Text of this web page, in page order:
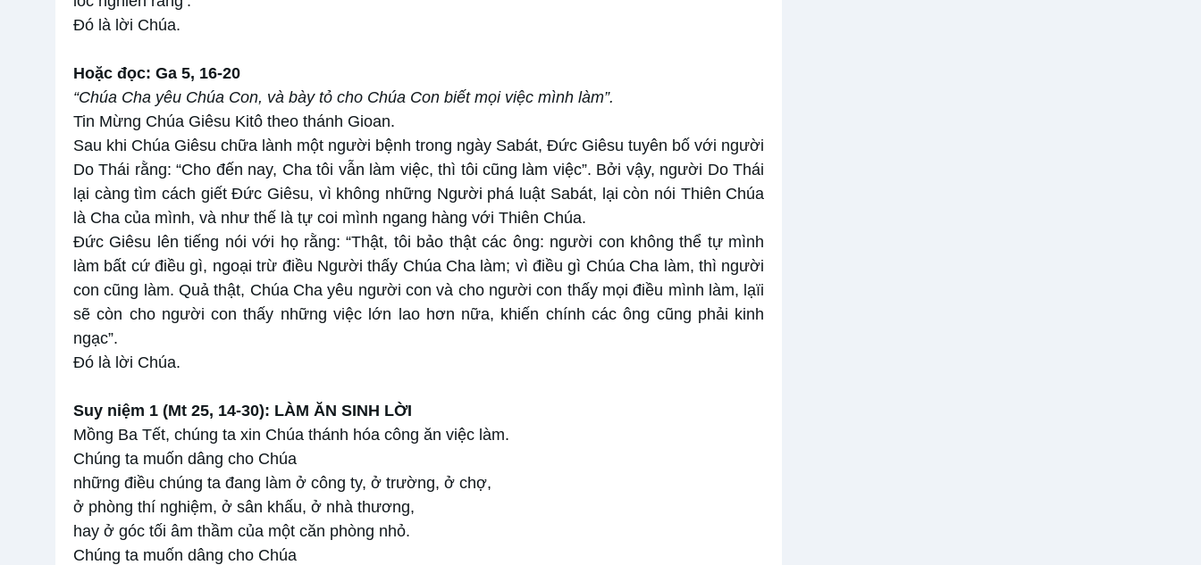
Đó là lời Chúa.
Hoặc đọc: Ga 5, 16-20
“Chúa Cha yêu Chúa Con, và bày tỏ cho Chúa Con biết mọi việc mình làm”.
Tin Mừng Chúa Giêsu Kitô theo thánh Gioan.
Sau khi Chúa Giêsu chữa lành một người bệnh trong ngày Sabát, Đức Giêsu tuyên bố với người
Do Thái rằng: “Cho đến nay, Cha tôi vẫn làm việc, thì tôi cũng làm việc”. Bởi vậy, người Do Thái
lại càng tìm cách giết Đức Giêsu, vì không những Người phá luật Sabát, lại còn nói Thiên Chúa
là Cha của mình, và như thế là tự coi mình ngang hàng với Thiên Chúa.
Đức Giêsu lên tiếng nói với họ rằng: “Thật, tôi bảo thật các ông: người con không thể tự mình
làm bất cứ điều gì, ngoại trừ điều Người thấy Chúa Cha làm; vì điều gì Chúa Cha làm, thì người
con cũng làm. Quả thật, Chúa Cha yêu người con và cho người con thấy mọi điều mình làm, lạïi
sẽ còn cho người con thấy những việc lớn lao hơn nữa, khiến chính các ông cũng phải kinh
ngạc”.
Ðó là lời Chúa.
Suy niệm 1 (Mt 25, 14-30): LÀM ĂN SINH LỜI
Mồng Ba Tết, chúng ta xin Chúa thánh hóa công ăn việc làm.
Chúng ta muốn dâng cho Chúa
những điều chúng ta đang làm ở công ty, ở trường, ở chợ,
ở phòng thí nghiệm, ở sân khấu, ở nhà thương,
hay ở góc tối âm thầm của một căn phòng nhỏ.
Chúng ta muốn dâng cho Chúa